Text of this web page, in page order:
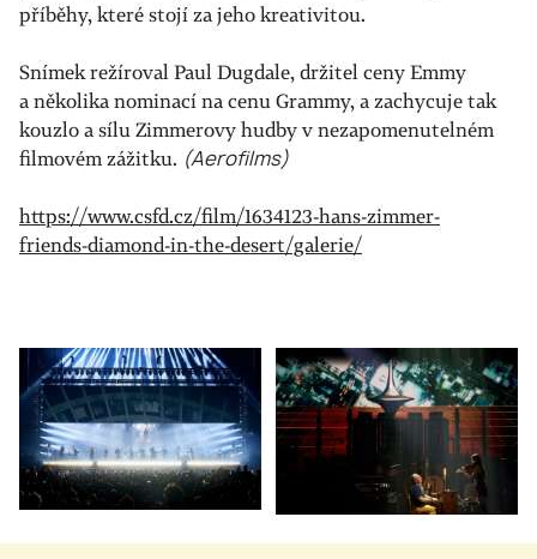
příběhy, které stojí za jeho kreativitou.
Snímek režíroval Paul Dugdale, držitel ceny Emmy
a několika nominací na cenu Grammy, a zachycuje tak
kouzlo a sílu Zimmerovy hudby v nezapomenutelném
filmovém zážitku. (Aerofilms)
https://www.csfd.cz/film/1634123-hans-zimmer-
friends-diamond-in-the-desert/galerie/